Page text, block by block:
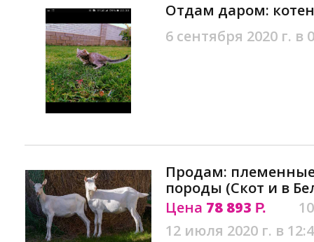
Отдам даром:
6 сентября 2020 г. в
Продам:
породы (Скот и в
Цена 78 893 Р.
12 июля 2020 г. в